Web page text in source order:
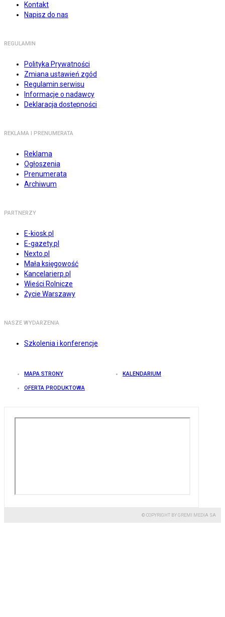
Kontakt
Napisz do nas
REGULAMIN
Polityka Prywatności
Zmiana ustawień zgód
Regulamin serwisu
Informacje o nadawcy
Deklaracja dostępności
REKLAMA I PRENUMERATA
Reklama
Ogłoszenia
Prenumerata
Archiwum
PARTNERZY
E-kiosk.pl
E-gazety.pl
Nexto.pl
Mała księgowość
Kancelarierp.pl
Wieści Rolnicze
Życie Warszawy
NASZE WYDARZENIA
Szkolenia i konferencje
MAPA STRONY KALENDARIUM
OFERTA PRODUKTOWA
© COPYRIGHT BY GREMI MEDIA SA